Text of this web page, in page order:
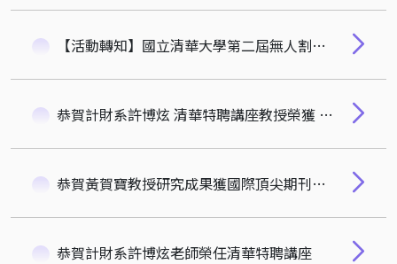
【活動轉知】國立清華大學第二屆無人割草機與割草圖案競賽(2026)
恭賀計財系許博炫 清華特聘講座教授榮獲 2025 玉山學術獎
恭賀黃賀寶教授研究成果獲國際頂尖期刊《Journal of Law and Economics》正式接受
恭賀計財系許博炫老師榮任清華特聘講座